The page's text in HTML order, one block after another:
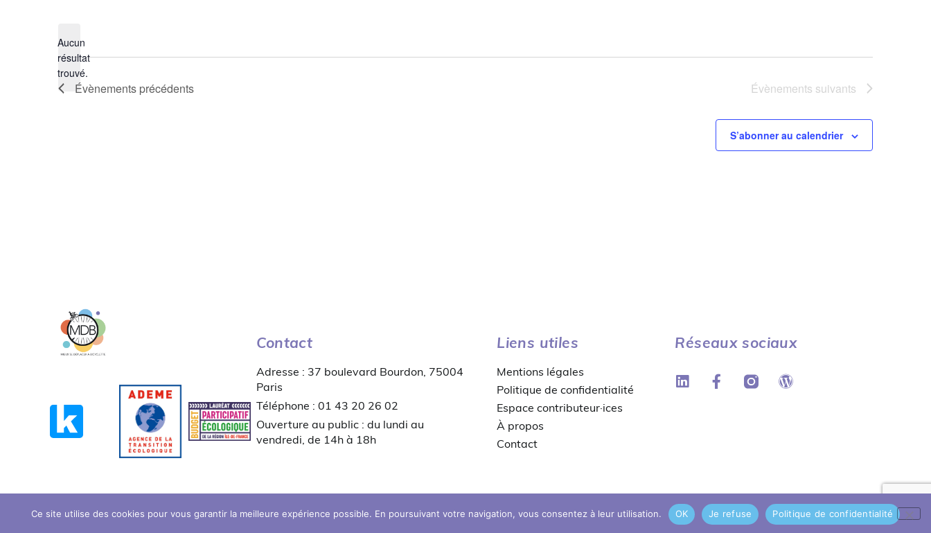
Notice
Aucun
résultat
trouvé.
Évènements précédents Évènements suivants
S’abonner au calendrier
Contact
Adresse : 37 boulevard Bourdon, 75004
Paris
Téléphone : 01 43 20 26 02
Ouverture au public : du lundi au
vendredi, de 14h à 18h
Liens utiles
Mentions légales
Politique de confidentialité
Espace contributeur·ices
À propos
Contact
Réseaux sociaux
© copyright 2026 MDB
Ce site utilise des cookies pour vous garantir la meilleure expérience possible. En poursuivant votre navigation, vous consentez à leur utilisation. OK Je refuse Politique de confidentialité